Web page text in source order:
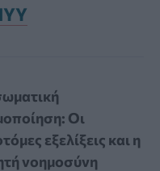
Οι
εξελίξεις και η
νοημοσύνη